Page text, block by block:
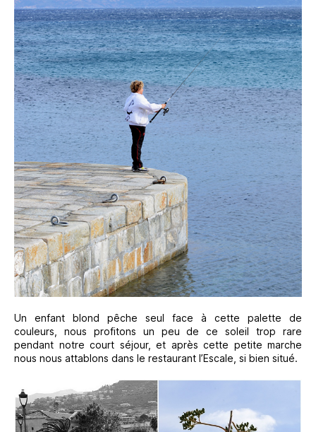
Un enfant blond pêche seul face à cette palette de
couleurs, nous profitons un peu de ce soleil trop rare
pendant notre court séjour, et après cette petite marche
nous nous attablons dans le restaurant l’Escale, si bien situé.